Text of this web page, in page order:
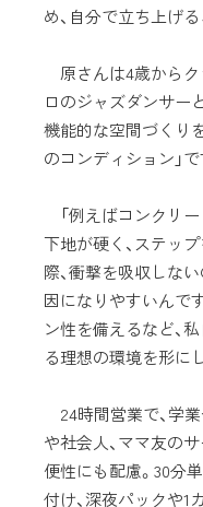
め、自分で立ち上げ
原さんは4歳からク
ロのジャズダンサー
機能的な空間づくり
のコンディション」で
「例えばコンクリ
下地が硬く、ステッ
際、衝撃を吸収しな
因になりやすいんで
ン性を備えるなど、
る理想の環境を形に
24時間営業で、学
や社会人、ママ友の
便性にも配慮。30分
付け、深夜パックや1